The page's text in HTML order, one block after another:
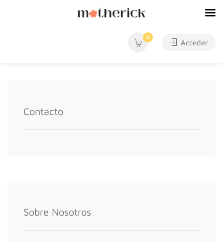
0
Acceder
Contacto
Sobre Nosotros